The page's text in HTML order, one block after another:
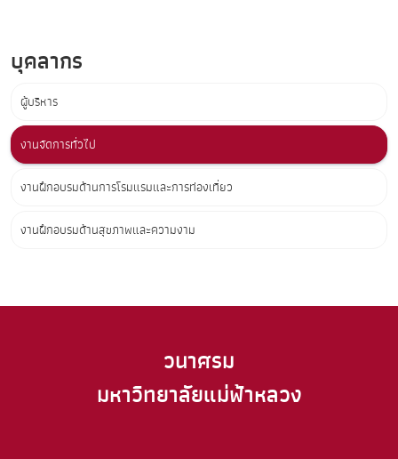
บุคลากร
ผู้บริหาร
งานจัดการทั่วไป
งานฝึกอบรมด้านการโรมแรมและการท่องเที่ยว
งานฝึกอบรมด้านสุขภาพและความงาม
วนาศรม
มหาวิทยาลัยแม่ฟ้าหลวง